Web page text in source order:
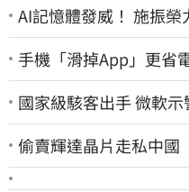
AI記憶體發威！ 施振榮
手機「滑掉App」更省
國家級駭客出手 微軟
偷賣輝達晶片走私中